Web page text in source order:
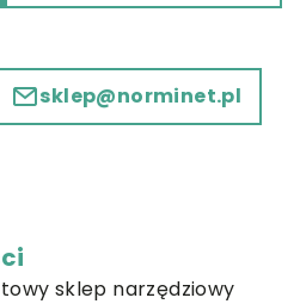
sklep@norminet.pl
sklep narzędziowy